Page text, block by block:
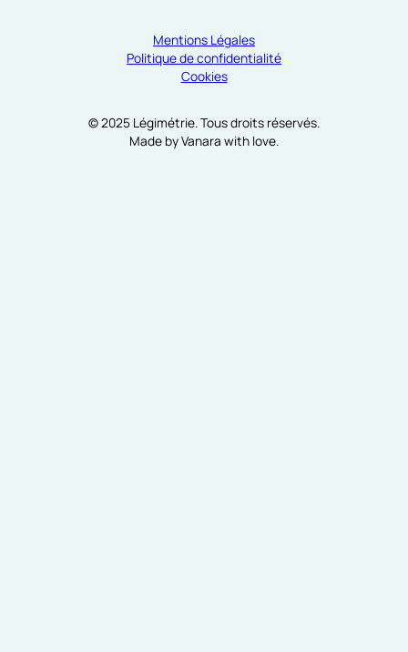
© 2025 Légimétrie. Tous droits réservés.
Made by Vanara with love.
Mentions Légales
Politique de confidentialité
Cookies